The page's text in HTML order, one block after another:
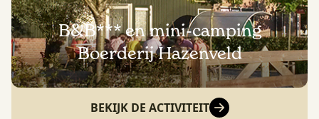
B&B*** en mini-camping
Boerderij Hazenveld
BEKIJK DE ACTIVITEIT